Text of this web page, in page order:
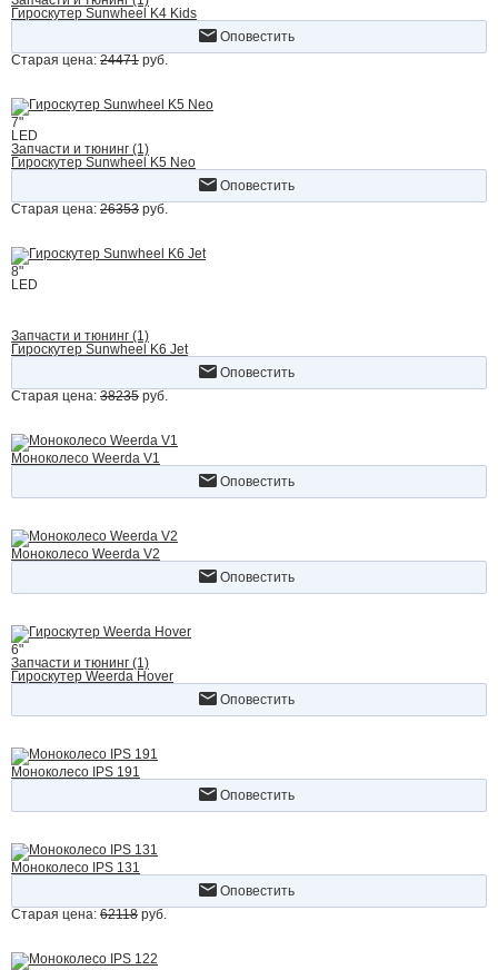
Гироскутер Sunwheel K4 Kids
Оповестить
Старая цена: 24471 руб.
7"
LED
Запчасти и тюнинг (1)
Гироскутер Sunwheel K5 Neo
Оповестить
Старая цена: 26353 руб.
8"
LED
Запчасти и тюнинг (1)
Гироскутер Sunwheel K6 Jet
Оповестить
Старая цена: 38235 руб.
Моноколесо Weerda V1
Оповестить
Моноколесо Weerda V2
Оповестить
6"
Запчасти и тюнинг (1)
Гироскутер Weerda Hover
Оповестить
Моноколесо IPS 191
Оповестить
Моноколесо IPS 131
Оповестить
Старая цена: 62118 руб.